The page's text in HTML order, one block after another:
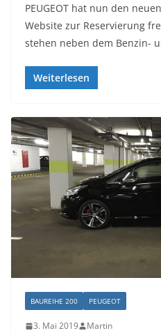
PEUGEOT hat nun den
Website zur Reservierung
stehen neben dem Benzin-
Weiterlesen
BAUREIHE 200 PEUGEOT
3. Mai 2019 Martin